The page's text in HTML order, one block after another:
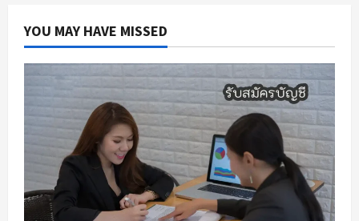
YOU MAY HAVE MISSED